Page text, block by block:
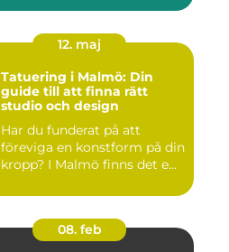
12. maj
Tatuering i Malmö: Din
guide till att finna rätt
studio och design
Har du funderat på att
föreviga en konstform på din
kropp? I Malmö finns det e...
08. feb